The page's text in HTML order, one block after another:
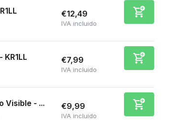
€12,49
IVA incluido
KR1LL €7,99
IVA incluido
Visible - ... €9,99
IVA incluido